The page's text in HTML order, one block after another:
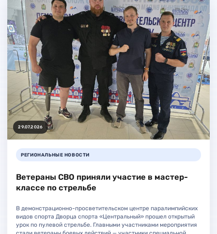
29.07.2026
РЕГИОНАЛЬНЫЕ НОВОСТИ
Ветераны СВО приняли участие в мастер-
классе по стрельбе
В демонстрационно-просветительском центре паралимпийских
видов спорта Дворца спорта «Центральный» прошел открытый
урок по пулевой стрельбе. Главными участниками мероприятия